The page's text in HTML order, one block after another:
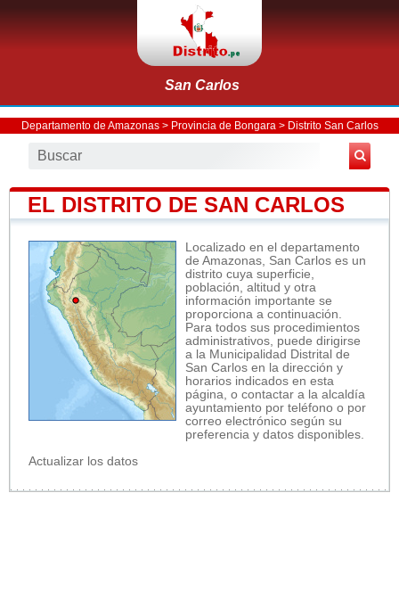
San Carlos
Departamento de Amazonas> Provincia de Bongara > Distrito San Carlos
EL DISTRITO DE SAN CARLOS
Localizado en el departamento
de Amazonas, San Carlos es un
distrito cuya superficie,
población, altitud y otra
información importante se
proporciona a continuación.
Para todos sus procedimientos
administrativos, puede dirigirse
a la Municipalidad Distrital de
San Carlos en la dirección y
horarios indicados en esta
página, o contactar a la alcaldía
ayuntamiento por teléfono o por
correo electrónico según su
preferencia y datos disponibles.
Actualizar los datos